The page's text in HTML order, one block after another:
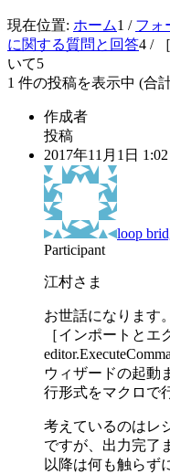
現在位置: ホーム1 / フォ
に関する質問と回答4 /
いて5
1 件の投稿を表示中 (合
作成者
投稿
2017年11月1日 1:02
loop
Participant
江村さま
お世話になります。
［インポートとエ
ウィザードの起動
行形式をマクロで
考えているのはレ
ですが、出力完了
以降は何も触らず